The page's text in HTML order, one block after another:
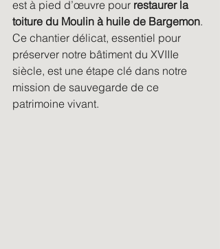
est à pied d’œuvre pour restaurer la
toiture du Moulin à huile de Bargemon.
Ce chantier délicat, essentiel pour
préserver notre bâtiment du XVIIIe
siècle, est une étape clé dans notre
mission de sauvegarde de ce
patrimoine vivant.